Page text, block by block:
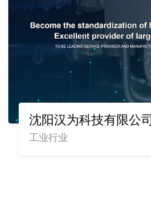
沈阳汉为科技有限公司
工业行业